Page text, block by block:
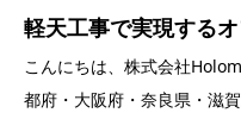
軽天工事で実現する
こんにちは、株式会社
都府・大阪府・奈良県・滋